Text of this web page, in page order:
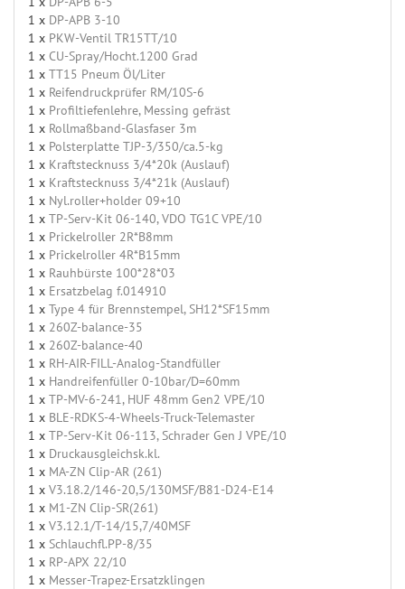
1 x DP-APB 3-10
1 x PKW-Ventil TR15TT/10
1 x CU-Spray/Hocht.1200 Grad
1 x TT15 Pneum Öl/Liter
1 x Reifendruckprüfer RM/10S-6
1 x Profiltiefenlehre, Messing gefräst
1 x Rollmaßband-Glasfaser 3m
1 x Polsterplatte TJP-3/350/ca.5-kg
1 x Kraftstecknuss 3/4*20k (Auslauf)
1 x Kraftstecknuss 3/4*21k (Auslauf)
1 x Nyl.roller+holder 09+10
1 x TP-Serv-Kit 06-140, VDO TG1C VPE/10
1 x Prickelroller 2R*B8mm
1 x Prickelroller 4R*B15mm
1 x Rauhbürste 100*28*03
1 x Ersatzbelag f.014910
1 x Type 4 für Brennstempel, SH12*SF15mm
1 x 260Z-balance-35
1 x 260Z-balance-40
1 x RH-AIR-FILL-Analog-Standfüller
1 x Handreifenfüller 0-10bar/D=60mm
1 x TP-MV-6-241, HUF 48mm Gen2 VPE/10
1 x BLE-RDKS-4-Wheels-Truck-Telemaster
1 x TP-Serv-Kit 06-113, Schrader Gen J VPE/10
1 x Druckausgleichsk.kl.
1 x MA-ZN Clip-AR (261)
1 x V3.18.2/146-20,5/130MSF/B81-D24-E14
1 x M1-ZN Clip-SR(261)
1 x V3.12.1/T-14/15,7/40MSF
1 x Schlauchfl.PP-8/35
1 x RP-APX 22/10
1 x Messer-Trapez-Ersatzklingen